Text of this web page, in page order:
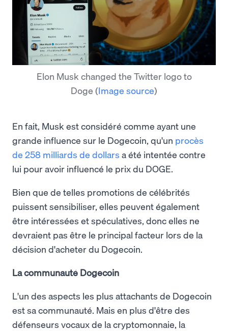
Elon Musk changed the Twitter logo to
Doge (Image source)
En fait, Musk est considéré comme ayant une
grande influence sur le Dogecoin, qu'un procès
de 258 milliards de dollars a été intentée contre
lui pour avoir influencé le prix du DOGE.
Bien que de telles promotions de célébrités
puissent sensibiliser, elles peuvent également
être intéressées et spéculatives, donc elles ne
devraient pas être le principal facteur lors de la
décision d'acheter du Dogecoin.
La communauté Dogecoin
L'un des aspects les plus attachants de Dogecoin
est sa communauté. Mais en plus d'être des
défenseurs vocaux de la cryptomonnaie, la